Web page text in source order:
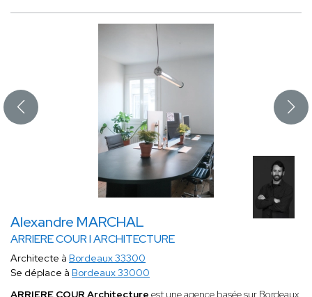
Alexandre MARCHAL
ARRIERE COUR I ARCHITECTURE
Architecte à Bordeaux 33300
Se déplace à Bordeaux 33000
ARRIERE COUR Architecture est une agence basée sur Bordeaux